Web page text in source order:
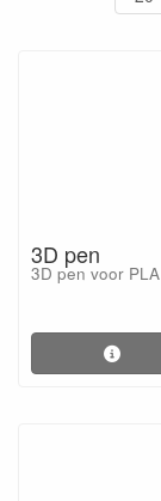
3D pen
3D pen voor